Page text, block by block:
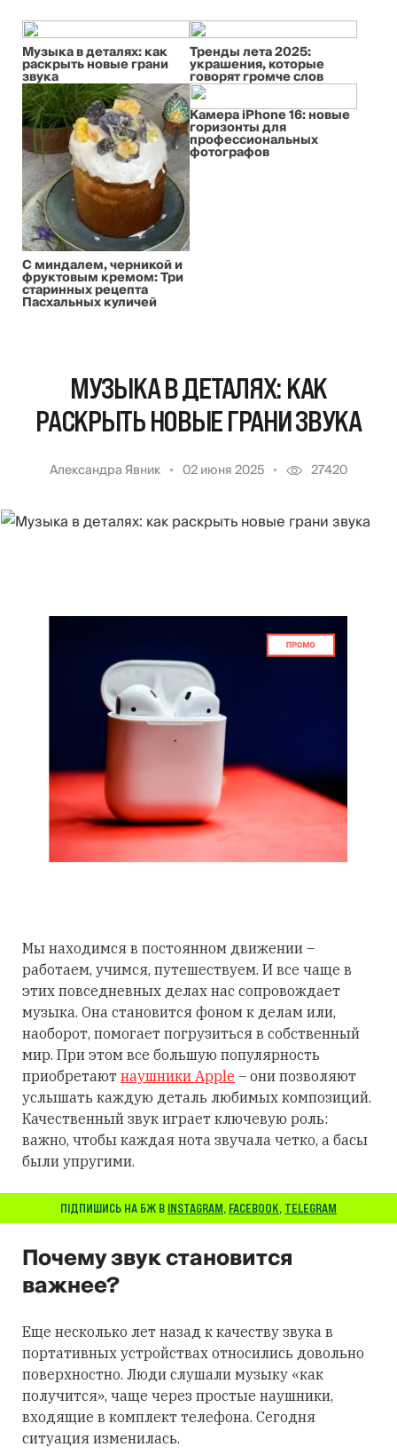
Музыка в деталях: как
раскрыть новые грани
звука
Тренды лета 2025:
украшения, которые
говорят громче слов
С миндалем, черникой и
фруктовым кремом: Три
старинных рецепта
Пасхальных куличей
Камера iPhone 16: новые
горизонты для
профессиональных
фотографов
МУЗЫКА В ДЕТАЛЯХ: КАК
РАСКРЫТЬ НОВЫЕ ГРАНИ ЗВУКА
Александра Явник 02 июня 2025 27420
Мы находимся в постоянном движении –
работаем, учимся, путешествуем. И все чаще в
этих повседневных делах нас сопровождает
музыка. Она становится фоном к делам или,
наоборот, помогает погрузиться в собственный
мир. При этом все большую популярность
приобретают наушники Apple – они позволяют
услышать каждую деталь любимых композиций.
Качественный звук играет ключевую роль:
важно, чтобы каждая нота звучала четко, а басы
были упругими.
ПІДПИШИСЬ НА БЖ В INSTAGRAM, FACEBOOK, TELEGRAM
Почему звук становится
важнее?
Еще несколько лет назад к качеству звука в
портативных устройствах относились довольно
поверхностно. Люди слушали музыку «как
получится», чаще через простые наушники,
входящие в комплект телефона. Сегодня
ситуация изменилась.